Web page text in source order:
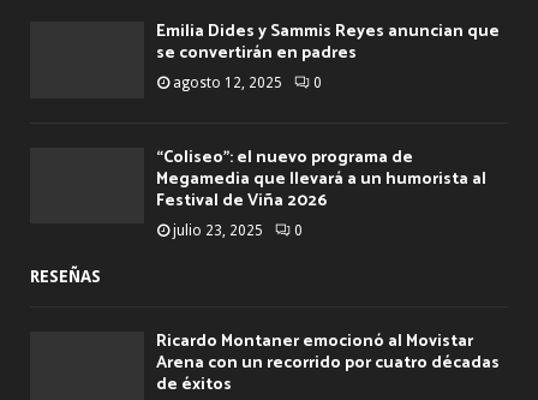
Emilia Dides y Sammis Reyes anuncian que
se convertirán en padres
agosto 12, 2025 0
“Coliseo”: el nuevo programa de
Megamedia que llevará a un humorista al
Festival de Viña 2026
julio 23, 2025 0
RESEÑAS
Ricardo Montaner emocionó al Movistar
Arena con un recorrido por cuatro décadas
de éxitos